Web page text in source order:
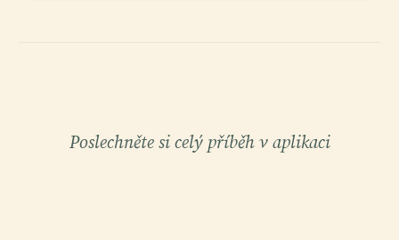
Poslechněte si celý příběh v aplikaci